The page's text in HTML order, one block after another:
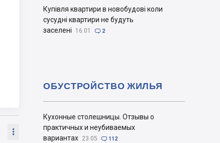

Купівля квартири в новобудові коли
сусудні квартири не будуть
заселені
16.01  2
Кухонные столешницы. Отзывы о
практичных и неубиваемых
вариантах 23.05  112
ОБУСТРОЙСТВО ЖИЛЬЯ